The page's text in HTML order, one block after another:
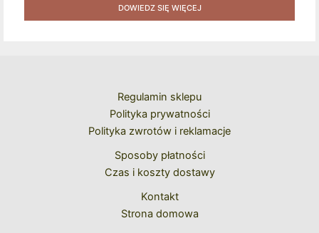
Naklejek + Książka Niespodzianka + Kod Rabatowy Na
Kolejne Zakupy
DOWIEDZ SIĘ WIĘCEJ
Regulamin sklepu
Polityka prywatności
Polityka zwrotów i reklamacje
Sposoby płatności
Czas i koszty dostawy
Kontakt
Strona domowa